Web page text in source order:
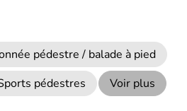
pédestre / balade à pied
pédestres Voir plus